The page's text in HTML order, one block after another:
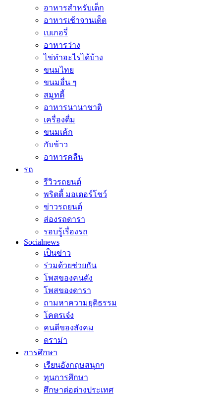
อาหารสำหรับเด็ก
อาหารเช้าจานเด็ด
เบเกอรี่
อาหารว่าง
ไข่ทำอะไรได้บ้าง
ขนมไทย
ขนมอื่น ๆ
สมูทตี้
อาหารนานาชาติ
เครื่องดื่ม
ขนมเค้ก
กับข้าว
อาหารคลีน
รถ
รีวิวรถยนต์
พริตตี้ มอเตอร์โชว์
ข่าวรถยนต์
ส่องรถดารา
รอบรู้เรื่องรถ
Socialnews
เป็นข่าว
ร่วมด้วยช่วยกัน
โพสของคนดัง
โพสของดารา
ถามหาความยุติธรรม
โคตรเจ๋ง
คนดีของสังคม
ดราม่า
การศึกษา
เรียนอังกฤษสนุกๆ
ทุนการศึกษา
ศึกษาต่อต่างประเทศ